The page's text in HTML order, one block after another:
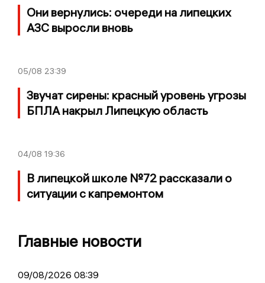
Они вернулись: очереди на липецких
АЗС выросли вновь
05/08 23:39
Звучат сирены: красный уровень угрозы
БПЛА накрыл Липецкую область
04/08 19:36
В липецкой школе №72 рассказали о
ситуации с капремонтом
Главные новости
09/08/2026 08:39